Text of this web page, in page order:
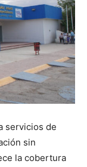
servicios de
sin
la cobertura